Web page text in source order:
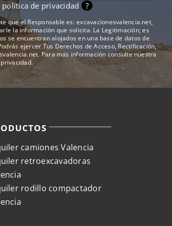
política de privacidad ?
que el Responsable es: excavacionesvalencia.net,
la información que solicita. La Legitimación; es
se encuentran alojados en una base de datos de
ejercer Tus Derechos de Acceso, Rectificación,
. Para más información consulte nuestra
.
camiones Valencia
retroexcavadoras
rodillo compactador